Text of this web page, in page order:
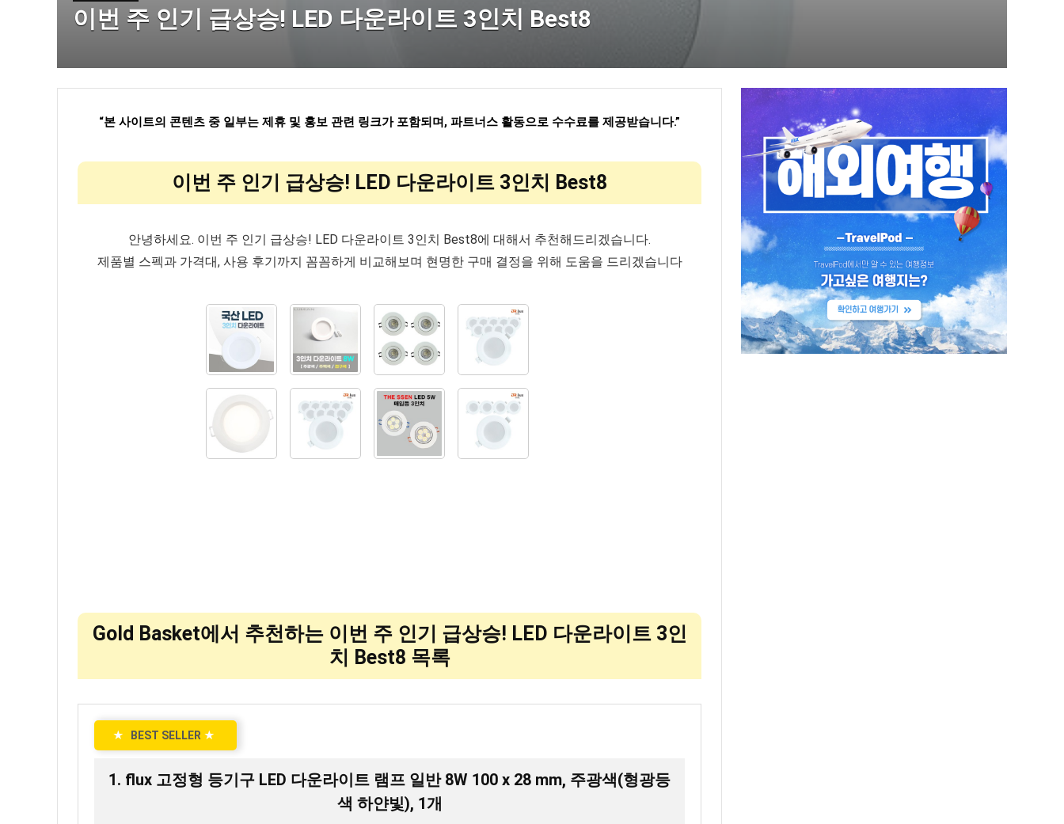
이번 주 인기 급상승! LED 다운라이트 3인치 Best8
“본 사이트의 콘텐츠 중 일부는 제휴 및 홍보 관련 링크가 포함되며, 파트너스 활동으로 수수료를 제공받습니다.”
이번 주 인기 급상승! LED 다운라이트 3인치 Best8
안녕하세요. 이번 주 인기 급상승! LED 다운라이트 3인치 Best8에 대해서 추천해드리겠습니다.
제품별 스펙과 가격대, 사용 후기까지 꼼꼼하게 비교해보며 현명한 구매 결정을 위해 도움을 드리겠습니다
Gold Basket에서 추천하는 이번 주 인기 급상승! LED 다운라이트 3인
치 Best8 목록
★ BEST SELLER ★
1. flux 고정형 등기구 LED 다운라이트 램프 일반 8W 100 x 28 mm, 주광색(형광등
색 하얀빛), 1개